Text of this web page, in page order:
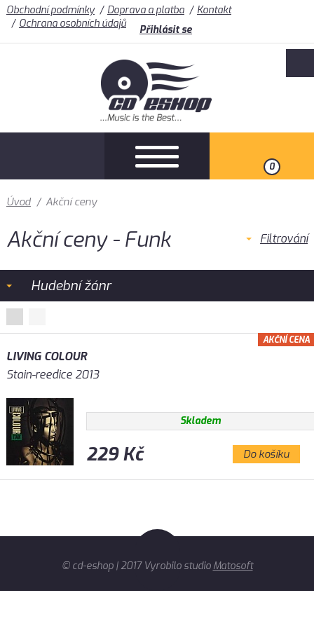
Obchodní podmínky Doprava a platba
Kontakt
Ochrana osobních údajů
Přihlásit se
0
Úvod / Akční ceny
Akční ceny - Funk Filtrování
Hudební žánr
LIVING COLOUR
Stain-reedice 2013
Skladem
229 Kč Do košíku
AKČNÍ CENA
© cd-eshop | 2017 Vyrobilo studio Matosoft